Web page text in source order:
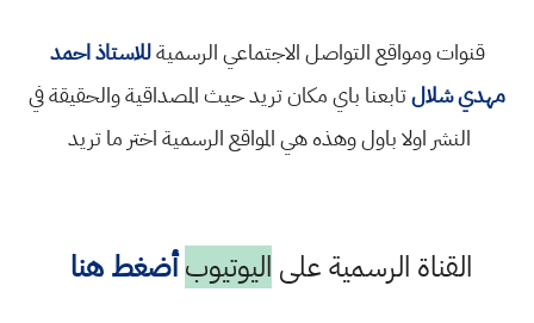
قنوات ومواقع التواصل الاجتماعي الرسميةللاستاذ احمد
مهدي شلالتابعنا باي مكان تريد حيث المصداقية والحقيقة في
النشر اولا باول وهذه هي المواقع الرسمية اختر ما تريد
القناة الرسمية على اليوتيوب أضغط هنا